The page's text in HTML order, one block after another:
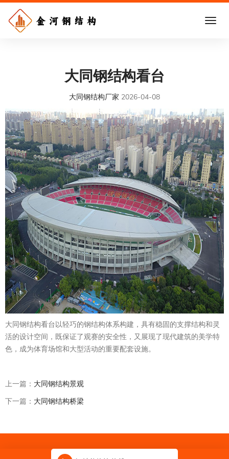
大同钢结构看台
大同钢结构厂家 2026-04-08
大同钢结构看台以轻巧的钢结构体系构建，具有稳固的支撑结构和灵
活的设计空间，既保证了观赛的安全性，又展现了现代建筑的美学特
色，成为体育场馆和大型活动的重要配套设施。
上一篇： 大同钢结构景观
下一篇： 大同钢结构桥梁